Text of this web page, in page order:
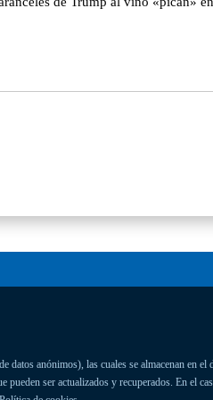
anónimos), las cuales se almacenan en
ser actualizados y recuperados. En el